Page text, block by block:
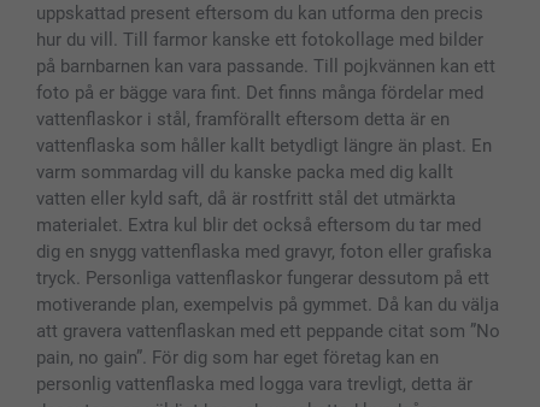
uppskattad present eftersom du kan utforma den precis
hur du vill. Till farmor kanske ett fotokollage med bilder
på barnbarnen kan vara passande. Till pojkvännen kan ett
foto på er bägge vara fint. Det finns många fördelar med
vattenflaskor i stål, framförallt eftersom detta är en
vattenflaska som håller kallt betydligt längre än plast. En
varm sommardag vill du kanske packa med dig kallt
vatten eller kyld saft, då är rostfritt stål det utmärkta
materialet. Extra kul blir det också eftersom du tar med
dig en snygg vattenflaska med gravyr, foton eller grafiska
tryck. Personliga vattenflaskor fungerar dessutom på ett
motiverande plan, exempelvis på gymmet. Då kan du välja
att gravera vattenflaskan med ett peppande citat som ”No
pain, no gain”. För dig som har eget företag kan en
personlig vattenflaska med logga vara trevligt, detta är